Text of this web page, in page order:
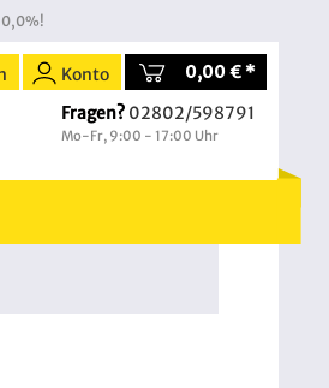
0,0%!
Konto
0,00 € *
Fragen? 02802/598791
Mo-Fr, 9:00 - 17:00 Uhr